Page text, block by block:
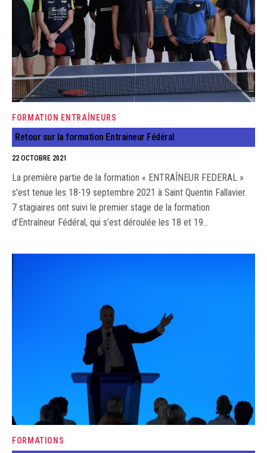
FORMATION ENTRAÎNEURS
Retour sur la formation Entraineur Fédéral
22 OCTOBRE 2021
La première partie de la formation « ENTRAÎNEUR FEDERAL »
s'est tenue les 18-19 septembre 2021 à Saint Quentin Fallavier.
7 stagiaires ont suivi le premier stage de la formation
d’Entraîneur Fédéral, qui s’est déroulée les 18 et 19…
FORMATIONS